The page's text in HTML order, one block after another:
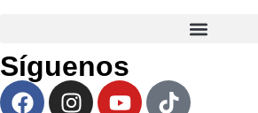
Síguenos